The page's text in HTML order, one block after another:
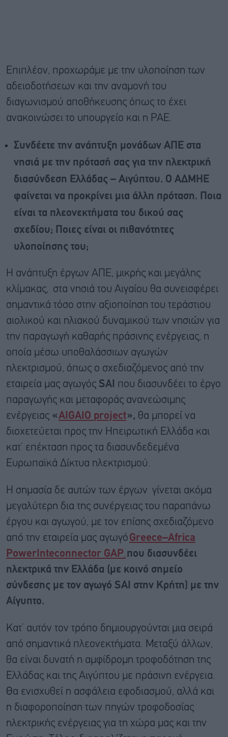
Επιπλέον, προχωράμε με την υλοποίηση των
αδειοδοτήσεων και την αναμονή του
διαγωνισμού αποθήκευσης όπως το έχει
ανακοινώσει το υπουργείο και η ΡΑΕ.
Συνδέετε την ανάπτυξη μονάδων ΑΠΕ στα
νησιά με την πρότασή σας για την ηλεκτρική
διασύνδεση Ελλάδας – Αιγύπτου. Ο ΑΔΜΗΕ
φαίνεται να προκρίνει μια άλλη πρόταση. Ποια
είναι τα πλεονεκτήματα του δικού σας
σχεδίου; Ποιες είναι οι πιθανότητες
υλοποίησης του;
Η ανάπτυξη έργων ΑΠΕ, μικρής και μεγάλης
κλίμακας, στα νησιά του Αιγαίου θα συνεισφέρει
σημαντικά τόσο στην αξιοποίηση του τεράστιου
αιολικού και ηλιακού δυναμικού των νησιών για
την παραγωγή καθαρής πράσινης ενέργειας, η
οποία μέσω υποθαλάσσιων αγωγών
ηλεκτρισμού, όπως ο σχεδιαζόμενος από την
εταιρεία μας αγωγός SAI
που διασυνδέει το έργο
παραγωγής και μεταφοράς ανανεώσιμης
ενέργειας «AIGAIO project», θα μπορεί να
διοχετεύεται προς την Ηπειρωτική Ελλάδα και
κατ’ επέκταση προς τα διασυνδεδεμένα
Ευρωπαϊκά Δίκτυα ηλεκτρισμού.
Η σημασία δε αυτών των έργων γίνεται ακόμα
μεγαλύτερη δια της συνέργειας του παραπάνω
έργου και αγωγού, με τον επίσης σχεδιαζόμενο
από την εταιρεία μας αγωγό Greece–Africa
PowerInteconnector GAP που διασυνδέει
ηλεκτρικά την Ελλάδα (με κοινό σημείο
σύνδεσης με τον αγωγό SAI
στην Κρήτη) με την
Αίγυπτο.
Κατ’ αυτόν τον τρόπο δημιουργούνται μια σειρά
από σημαντικά πλεονεκτήματα. Μεταξύ άλλων,
θα είναι δυνατή η αμφίδρομη τροφοδότηση της
Ελλάδας και της Αιγύπτου με πράσινη ενέργεια.
Θα ενισχυθεί η ασφάλεια εφοδιασμού, αλλά και
η διαφοροποίηση των πηγών τροφοδοσίας
ηλεκτρικής ενέργειας για τη χώρα μας και την